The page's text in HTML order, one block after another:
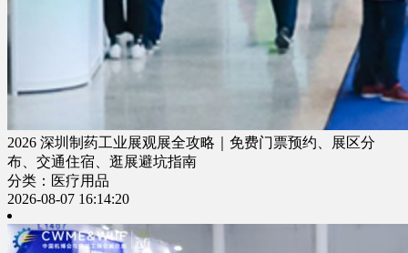
2026 深圳制药工业展观展全攻略｜免费门票预约、展区分
布、交通住宿、逛展避坑指南
分类：医疗用品
2026-08-07 16:14:20